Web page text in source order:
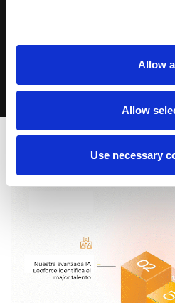
Allow
Allow
Use necessary
Ver capacidades